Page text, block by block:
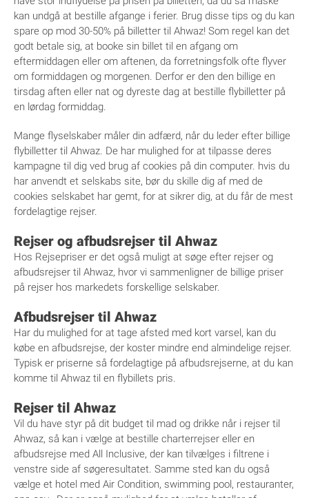
kan undgå at bestille afgange i ferier. Brug disse tips og du kan
spare op mod 30-50% på billetter til Ahwaz! Som regel kan det
godt betale sig, at booke sin billet til en afgang om
eftermiddagen eller om aftenen, da forretningsfolk ofte flyver
om formiddagen og morgenen. Derfor er den den billige en
tirsdag aften eller nat og dyreste dag at bestille flybilletter på
en lørdag formiddag.
Mange flyselskaber måler din adfærd, når du leder efter billige
flybilletter til Ahwaz. De har mulighed for at tilpasse deres
kampagne til dig ved brug af cookies på din computer. hvis du
har anvendt et selskabs site, bør du skille dig af med de
cookies selskabet har gemt, for at sikrer dig, at du får de mest
fordelagtige rejser.
Rejser og afbudsrejser til Ahwaz
Hos Rejsepriser er det også muligt at søge efter rejser og
afbudsrejser til Ahwaz, hvor vi sammenligner de billige priser
på rejser hos markedets forskellige selskaber.
Afbudsrejser til Ahwaz
Har du mulighed for at tage afsted med kort varsel, kan du
købe en afbudsrejse, der koster mindre end almindelige rejser.
Typisk er priserne så fordelagtige på afbudsrejserne, at du kan
komme til Ahwaz til en flybillets pris.
Rejser til Ahwaz
Vil du have styr på dit budget til mad og drikke når i rejser til
Ahwaz, så kan i vælge at bestille charterrejser eller en
afbudsrejse med All Inclusive, der kan tilvælges i filtrene i
venstre side af søgeresultatet. Samme sted kan du også
vælge et hotel med Air Condition, swimming pool, restauranter,